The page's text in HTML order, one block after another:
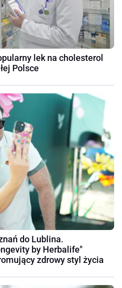
lek na cholesterol
Polsce
do Lublina.
by Herbalife"
zdrowy styl życia